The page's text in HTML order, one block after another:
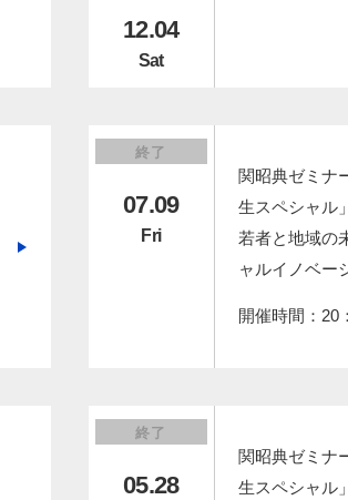
12.04
Sat
終了
07.09
Fri
関昭典ゼミ
生スペシャル
若者と地域の
ャルイノベー
開催時間：20
終了
05.28
関昭典ゼミ
生スペシャル